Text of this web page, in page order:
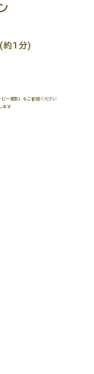
(約1分)
ー撮影」をご依頼ください
ます